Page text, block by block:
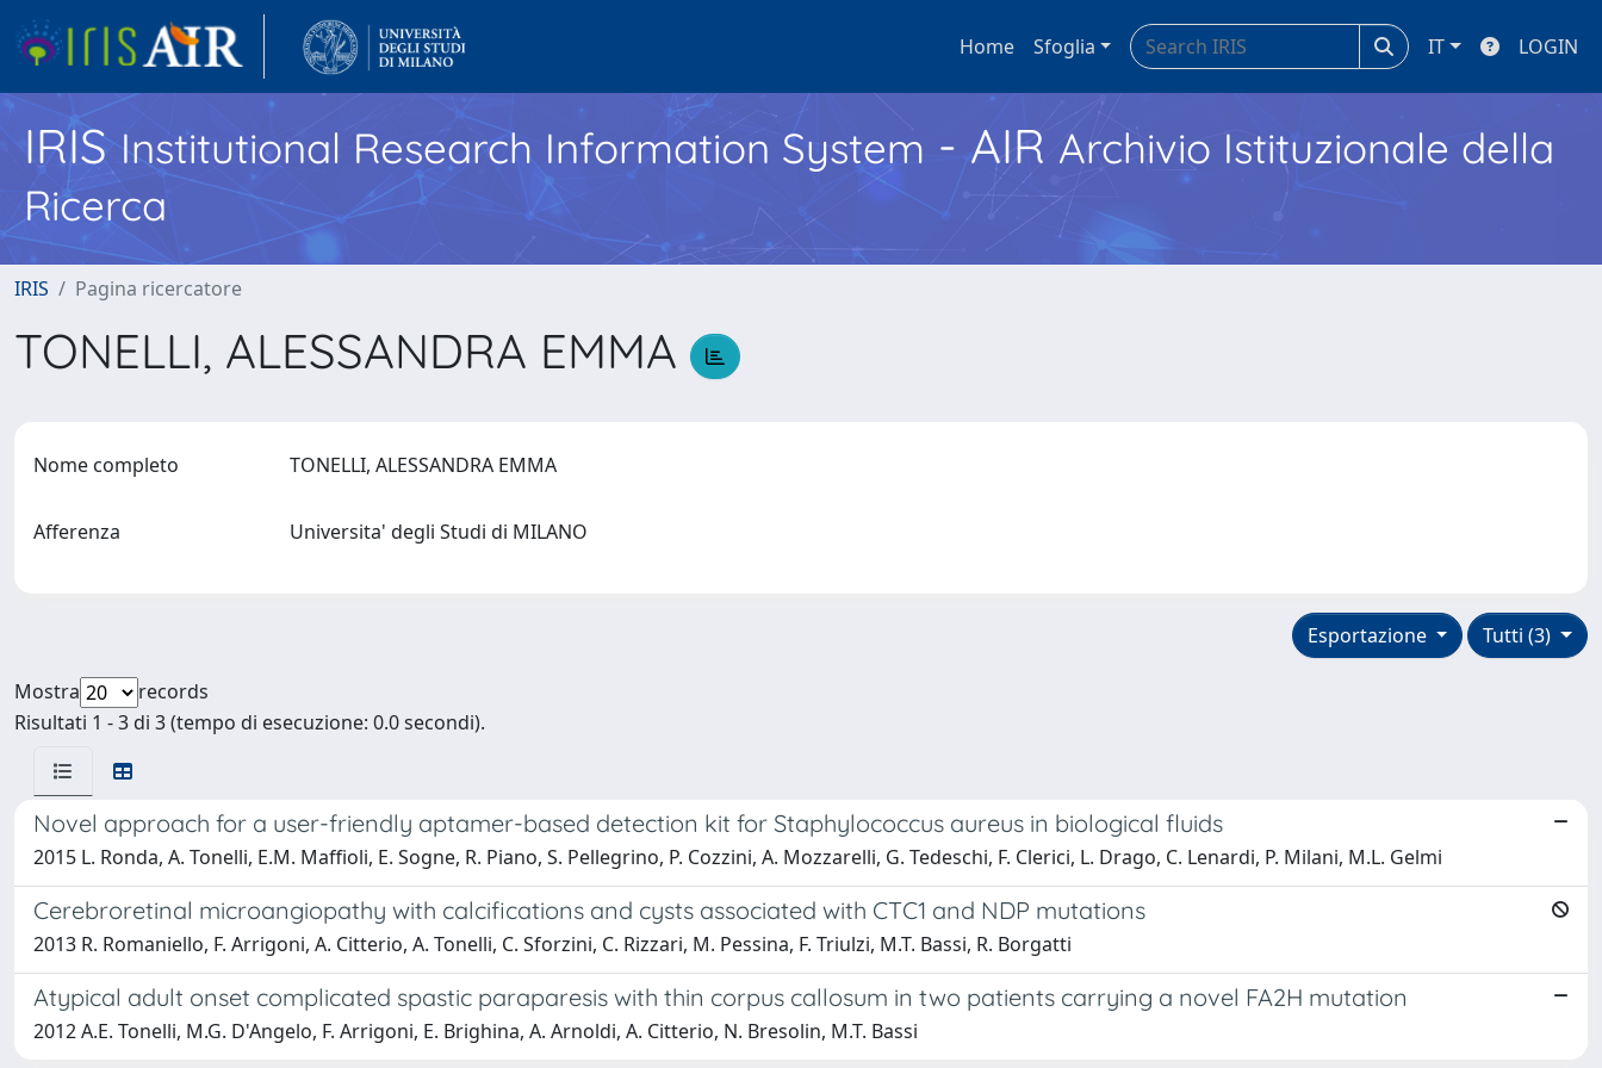
Home Sfoglia IT LOGIN
IRISInstitutional Research Information System - AIR Archivio Istituzionale della
Ricerca
IRIS Pagina ricercatore
TONELLI, ALESSANDRA EMMA
Nome completo TONELLI, ALESSANDRA EMMA
Afferenza Universita' degli Studi di MILANO
Tutti (3)
Esportazione
Mostra
records
Risultati 1 - 3 di 3 (tempo di esecuzione: 0.0 secondi).
Novel approach for a user-friendly aptamer-based detection kit for Staphylococcus aureus in biological fluids
2015 L. Ronda, A. Tonelli, E.M. Maffioli, E. Sogne, R. Piano, S. Pellegrino, P. Cozzini, A. Mozzarelli, G. Tedeschi, F. Clerici, L. Drago, C. Lenardi, P. Milani, M.L. Gelmi
Cerebroretinal microangiopathy with calcifications and cysts associated with CTC1 and NDP mutations
2013 R. Romaniello, F. Arrigoni, A. Citterio, A. Tonelli, C. Sforzini, C. Rizzari, M. Pessina, F. Triulzi, M.T. Bassi, R. Borgatti
Atypical adult onset complicated spastic paraparesis with thin corpus callosum in two patients carrying a novel FA2H mutation
2012 A.E. Tonelli, M.G. D'Angelo, F. Arrigoni, E. Brighina, A. Arnoldi, A. Citterio, N. Bresolin, M.T. Bassi